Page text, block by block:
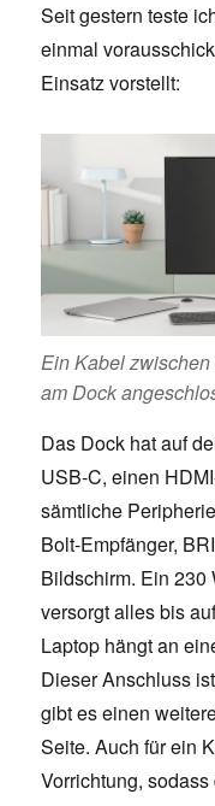
Seit gestern teste
einmal
Einsatz vorstellt:
Ein Kabel
am Dock
Das Dock hat auf
USB-C, einen
sämtliche
Bolt-Empfänger,
Bildschirm. Ein 230
versorgt alles bis
Laptop hängt an
Dieser Anschluss
gibt es einen
Seite. Auch für ein
Vorrichtung,